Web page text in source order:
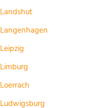
Landshut
Langenhagen
Leipzig
Limburg
Loerrach
Ludwigsburg